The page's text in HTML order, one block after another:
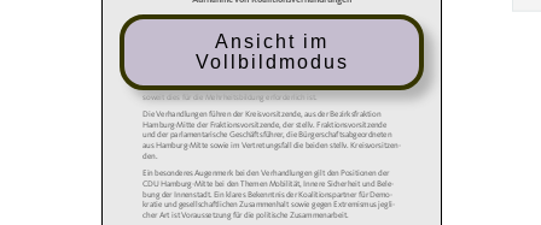
Ansicht im
Vollbildmodus